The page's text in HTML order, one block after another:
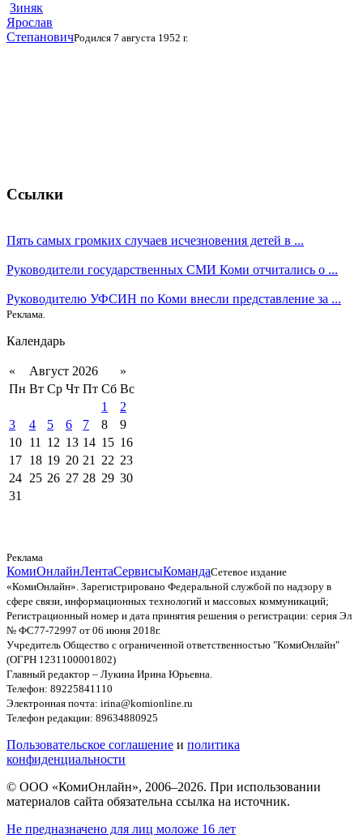
Зиняк
Ярослав
СтепановичРодился 7 августа 1952 г.
Ссылки
Пять самых громких случаев исчезновения детей в ...
Руководители государственных СМИ Коми отчитались о ...
Руководителю УФСИН по Коми внесли представление за ...
Реклама.
Календарь
« Август 2026
»
Пн Вт Ср Чт Пт Сб Вс
1
2
3
4 5 6 7 8
9
10 11 12 13 14 15 16
17 18 19 20 21 22 23
24 25 26 27 28 29 30
31
Реклама
КомиОнлайнЛентаСервисыКомандаСетевое издание
«КомиОнлайн». Зарегистрировано Федеральной службой по надзору в
сфере связи, информационных технологий и массовых коммуникаций;
Регистрационный номер и дата принятия решения о регистрации: серия Эл
№ ФС77-72997 от 06 июня 2018г.
Учредитель Общество с ограниченной ответственностью "КомиОнлайн"
(ОГРН 1231100001802)
Главный редактор – Лукина Ирина Юрьевна.
Телефон: 89225841110
Электронная почта: irina@komionline.ru
Телефон редакции: 89634880925
Пользовательское соглашение и политика
конфиденциальности
© ООО «КомиОнлайн», 2006–2026. При использовании
материалов сайта обязательна ссылка на источник.
Не предназначено для лиц моложе 16 лет